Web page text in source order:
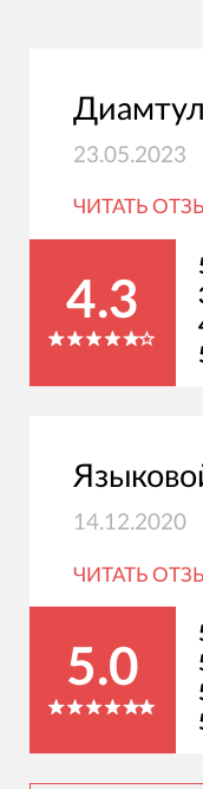
23.05.2023
ЧИТАТЬ
4.3
14.12.2020
ЧИТАТЬ
5.0